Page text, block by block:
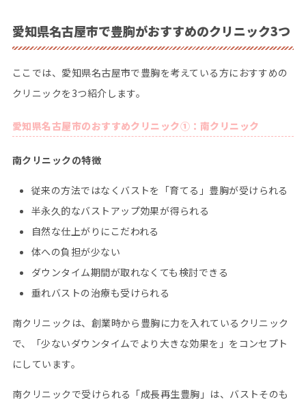
愛知県名古屋市で豊胸がおすすめのクリニック3つ
ここでは、愛知県名古屋市で豊胸を考えている方におすすめの
クリニックを3つ紹介します。
愛知県名古屋市のおすすめクリニック①：南クリニック
南クリニックの特徴
従来の方法ではなくバストを「育てる」豊胸が受けられる
半永久的なバストアップ効果が得られる
自然な仕上がりにこだわれる
体への負担が少ない
ダウンタイム期間が取れなくても検討できる
垂れバストの治療も受けられる
南クリニックは、創業時から豊胸に力を入れているクリニック
で、「少ないダウンタイムでより大きな効果を」をコンセプト
にしています。
南クリニックで受けられる「成長再生豊胸」は、バストそのも